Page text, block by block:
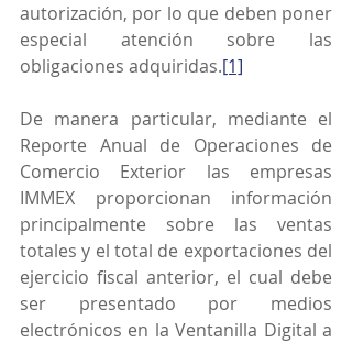
autorización, por lo que deben poner
especial atención sobre las
obligaciones adquiridas.[1]
De manera particular, mediante el
Reporte Anual de Operaciones de
Comercio Exterior las empresas
IMMEX proporcionan información
principalmente sobre las ventas
totales y el total de exportaciones del
ejercicio fiscal anterior, el cual debe
ser presentado por medios
electrónicos en la Ventanilla Digital a